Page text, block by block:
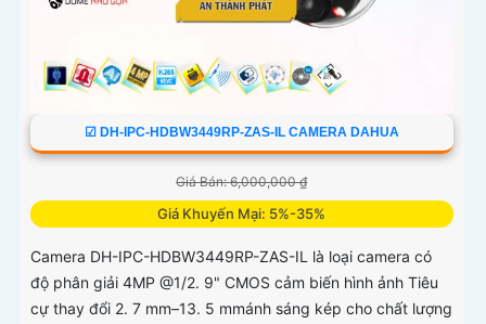
☑ DH-IPC-HDBW3449RP-ZAS-IL CAMERA DAHUA
Giá Bán: 6,000,000 ₫
Giá Khuyến Mại: 5%-35%
Camera DH-IPC-HDBW3449RP-ZAS-IL là loại camera có
độ phân giải 4MP @1/2. 9" CMOS cảm biến hình ảnh Tiêu
cự thay đổi 2. 7 mm–13. 5 mmánh sáng kép cho chất lượng